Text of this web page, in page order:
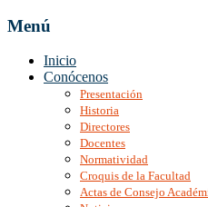
Menú
Inicio
Conócenos
Presentación
Historia
Directores
Docentes
Normatividad
Croquis de la Facultad
Actas de Consejo